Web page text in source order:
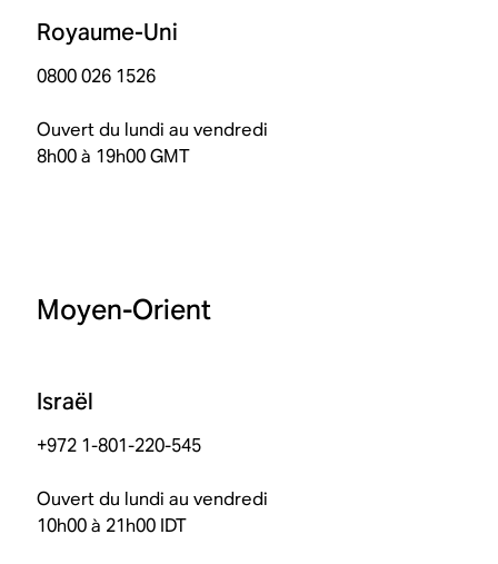
Royaume-Uni
0800 026 1526
Ouvert du lundi au vendredi
8h00 à 19h00 GMT
Moyen-Orient
Israël
+972 1-801-220-545
Ouvert du lundi au vendredi
10h00 à 21h00 IDT